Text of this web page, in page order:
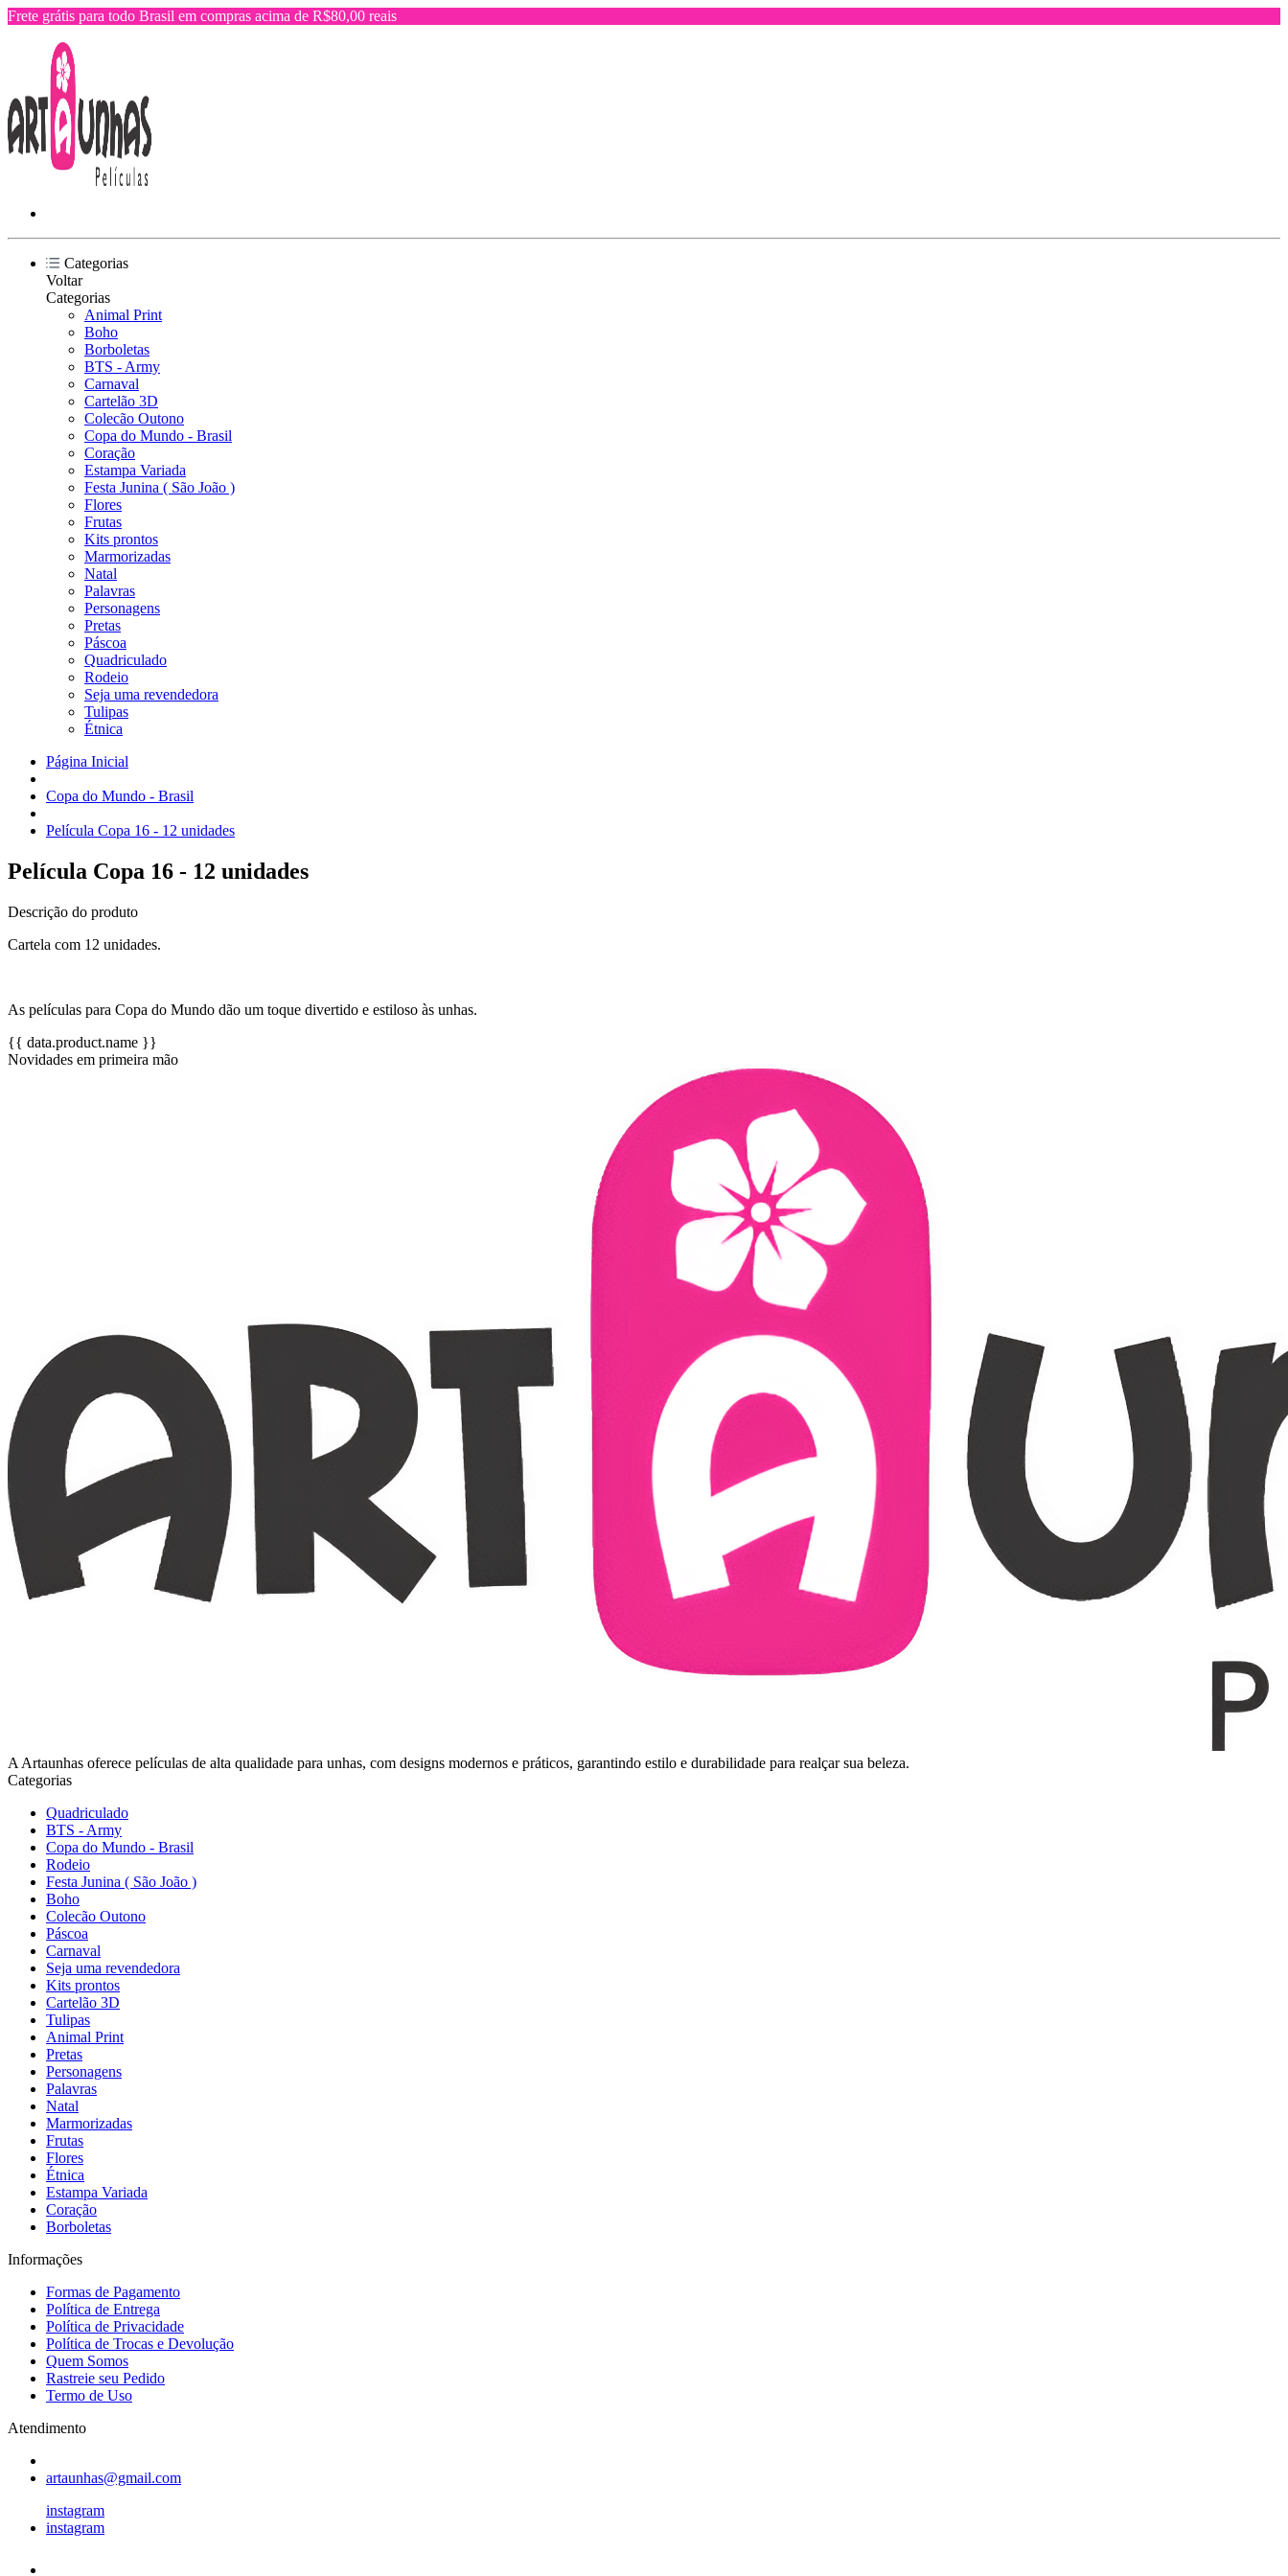
Frete grátis para todo Brasil em compras acima de R$80,00 reais
Categorias
Voltar
Categorias
Animal Print
Boho
Borboletas
BTS - Army
Carnaval
Cartelão 3D
Colecão Outono
Copa do Mundo - Brasil
Coração
Estampa Variada
Festa Junina ( São João )
Flores
Frutas
Kits prontos
Marmorizadas
Natal
Palavras
Personagens
Pretas
Páscoa
Quadriculado
Rodeio
Seja uma revendedora
Tulipas
Étnica
Página Inicial
Copa do Mundo - Brasil
Película Copa 16 - 12 unidades
Película Copa 16 - 12 unidades
Descrição do produto
Cartela com 12 unidades.
As películas para Copa do Mundo dão um toque divertido e estiloso às unhas.
{{ data.product.name }}
Novidades em primeira mão
A Artaunhas oferece películas de alta qualidade para unhas, com designs modernos e práticos, garantindo estilo e durabilidade para realçar sua beleza.
Categorias
Quadriculado
BTS - Army
Copa do Mundo - Brasil
Rodeio
Festa Junina ( São João )
Boho
Colecão Outono
Páscoa
Carnaval
Seja uma revendedora
Kits prontos
Cartelão 3D
Tulipas
Animal Print
Pretas
Personagens
Palavras
Natal
Marmorizadas
Frutas
Flores
Étnica
Estampa Variada
Coração
Borboletas
Informações
Formas de Pagamento
Política de Entrega
Política de Privacidade
Política de Trocas e Devolução
Quem Somos
Rastreie seu Pedido
Termo de Uso
Atendimento
artaunhas@gmail.com
instagram
instagram